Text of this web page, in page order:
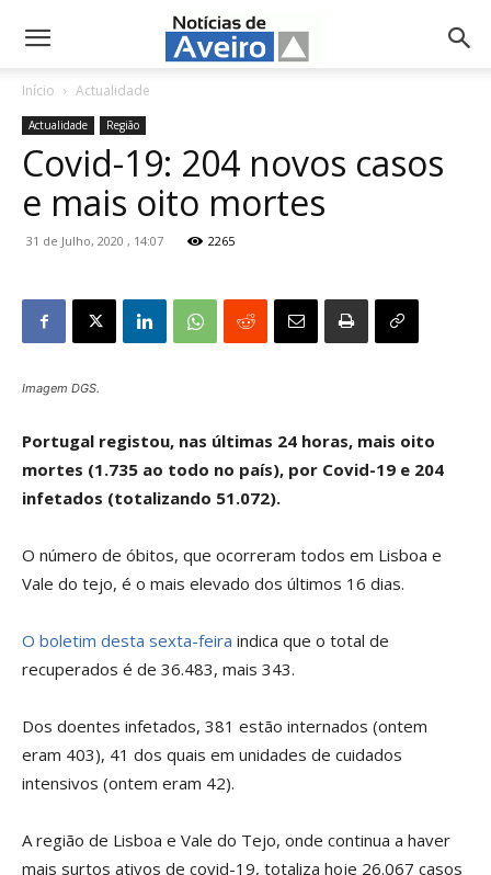
NotíciasdeAveiro.pt
Início Actualidade
Actualidade Região
Covid-19: 204 novos casos
e mais oito mortes
31 de Julho, 2020 , 14:07 2265
Imagem DGS.
Portugal registou, nas últimas 24 horas, mais oito
mortes (1.735 ao todo no país), por Covid-19 e 204
infetados (totalizando 51.072).
O número de óbitos, que ocorreram todos em Lisboa e
Vale do tejo, é o mais elevado dos últimos 16 dias.
O boletim desta sexta-feira indica que o total de
recuperados é de 36.483, mais 343.
Dos doentes infetados, 381 estão internados (ontem
eram 403), 41 dos quais em unidades de cuidados
intensivos (ontem eram 42).
A região de Lisboa e Vale do Tejo, onde continua a haver
mais surtos ativos de covid-19, totaliza hoje 26.067 casos